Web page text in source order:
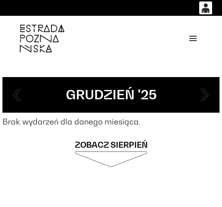
0,00
GRUDZIEŃ '25
Brak wydarzeń dla danego miesiąca.
ZOBACZ SIERPIEŃ